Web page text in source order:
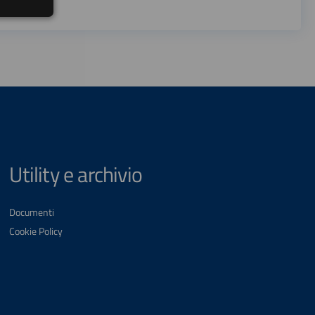
Utility e archivio
Documenti
Cookie Policy